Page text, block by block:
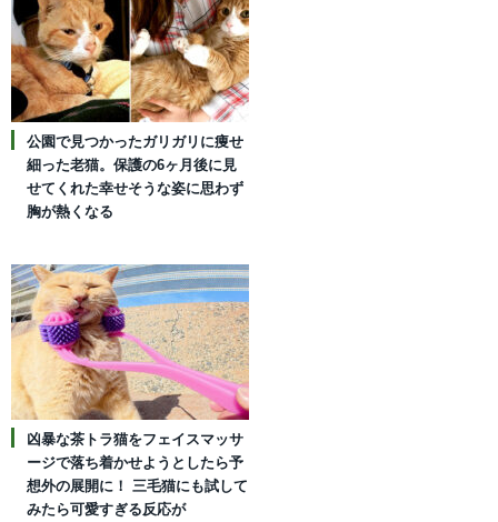
公園で見つかったガリガリに痩せ
細った老猫。保護の6ヶ月後に見
せてくれた幸せそうな姿に思わず
胸が熱くなる
凶暴な茶トラ猫をフェイスマッサ
ージで落ち着かせようとしたら予
想外の展開に！ 三毛猫にも試して
みたら可愛すぎる反応が